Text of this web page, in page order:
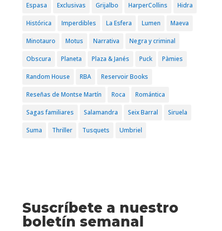
Espasa Exclusivas Grijalbo HarperCollins Hidra
Histórica Imperdibles La Esfera Lumen Maeva
Minotauro Motus Narrativa Negra y criminal
Obscura Planeta Plaza & Janés Puck Pàmies
Random House RBA Reservoir Books
Reseñas de Montse Martín Roca Romántica
Sagas familiares Salamandra Seix Barral Siruela
Suma Thriller Tusquets Umbriel
Suscríbete a nuestro
boletín semanal